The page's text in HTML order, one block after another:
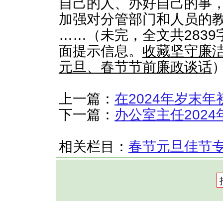
自己的人、办好自己的事
加强对分管部门和人员的
……（未完，全文共2839
面提示信息。 收藏坚守廉
元旦、春节节前廉政谈话
上一篇： 在2024年岁末年
下一篇： 办公室主任2024
相关栏目： 春节元旦佳节